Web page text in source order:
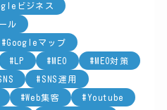
ビジネス
ル
Googleマップ
LP MEO MEO対策
SNS運用
Web集客 Youtube